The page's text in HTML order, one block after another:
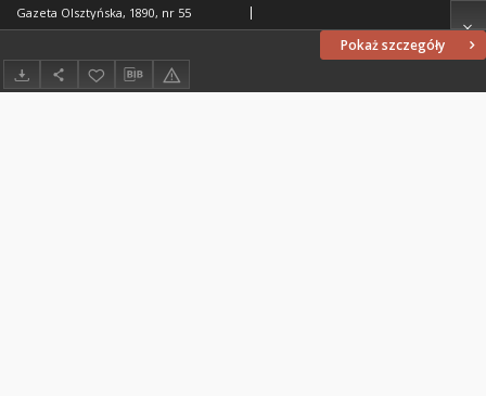
Pokaż szczegóły
Gazeta Olsztyńska, 1890, nr 55